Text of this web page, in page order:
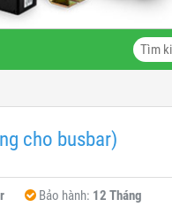
cho busbar)
Bảo hành: 12 Tháng